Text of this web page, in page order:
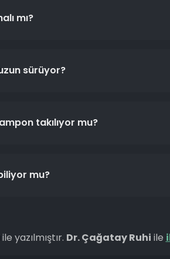
mı?
sürüyor?
takılıyor mu?
mu?
yazılmıştır. Dr. Çağatay Ruhi ile